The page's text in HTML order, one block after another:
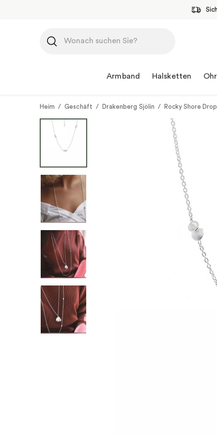
Inhalt
springen
Armband Halsketten
Heim / Geschäft / Drakenberg Sjölin / Rocky Shore